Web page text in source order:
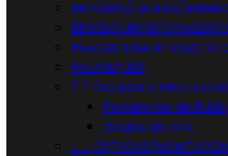
REFÚGIO/JAULAS/
BEBEDOUROS/
PLACAS SINALÉTICAS DE
PALANQUES
  ÓCULOS E
Protetores de Ruido
Óculos de Tiro
  ÓPTICAS/